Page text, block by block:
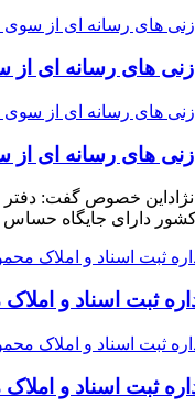
های رسانه ای از
های رسانه ای از
خصوص گفت: دفتر
کشور دارای جایگاه
ثبت اسناد و
ثبت اسناد و